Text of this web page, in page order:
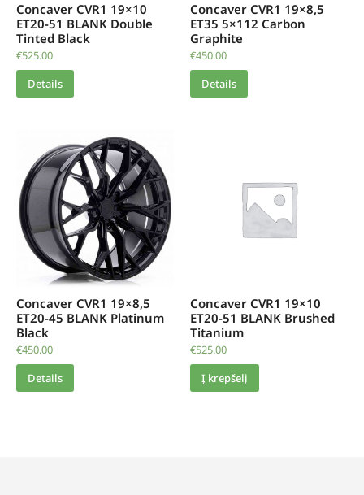
Concaver CVR1 19×10
ET20-51 BLANK Double
Tinted Black
€525.00
Details
Concaver CVR1 19×8,5
ET35 5×112 Carbon
Graphite
€450.00
Details
Concaver CVR1 19×8,5
ET20-45 BLANK Platinum
Black
€450.00
Details
Concaver CVR1 19×10
ET20-51 BLANK Brushed
Titanium
€525.00
Į krepšelį